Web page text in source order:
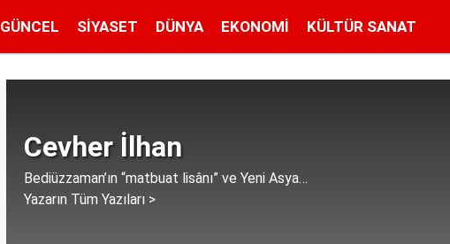
GÜNCEL SIYASET DÜNYA EKONOMI KÜLTÜR SANAT
Cevher İlhan
Bediüzzaman’ın “matbuat lisânı” ve Yeni Asya…
Yazarın Tüm Yazıları >